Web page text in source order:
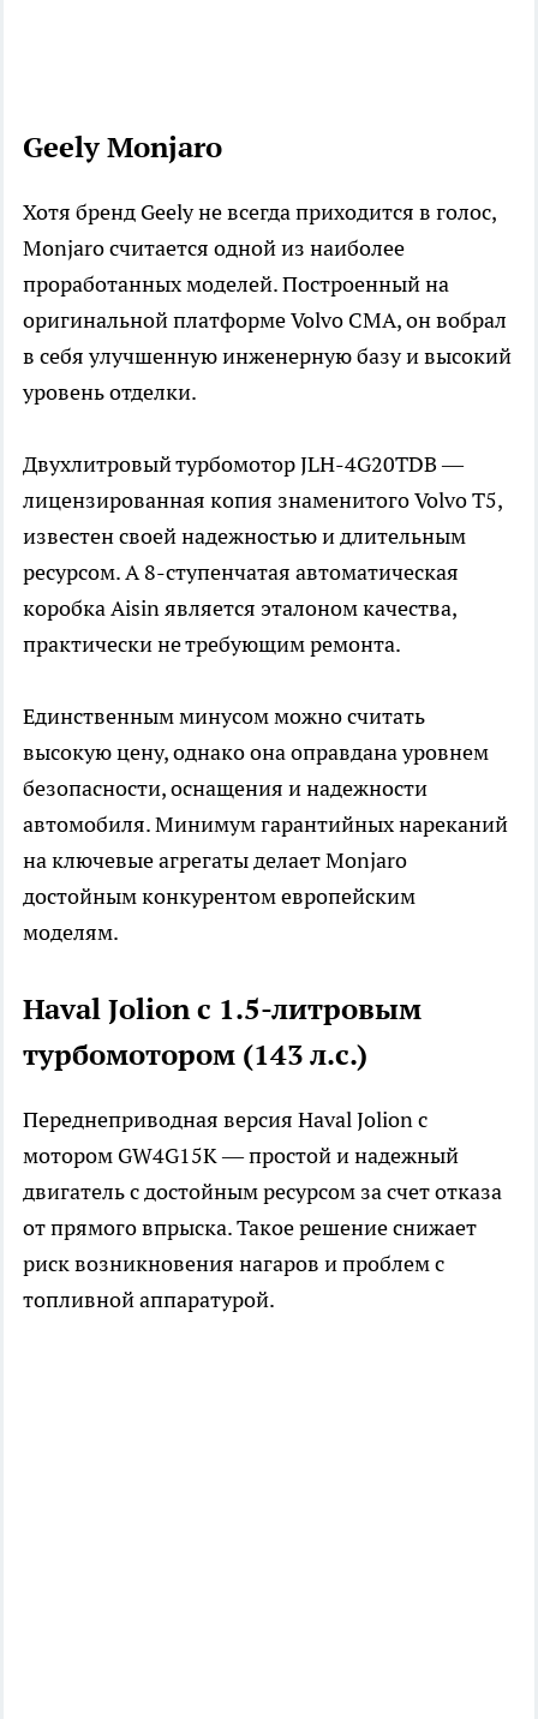
Geely Monjaro
Хотя бренд Geely не всегда приходится в голос,
Monjaro считается одной из наиболее
проработанных моделей. Построенный на
оригинальной платформе Volvo CMA, он вобрал
в себя улучшенную инженерную базу и высокий
уровень отделки.
Двухлитровый турбомотор JLH-4G20TDB —
лицензированная копия знаменитого Volvo T5,
известен своей надежностью и длительным
ресурсом. А 8-ступенчатая автоматическая
коробка Aisin является эталоном качества,
практически не требующим ремонта.
Единственным минусом можно считать
высокую цену, однако она оправдана уровнем
безопасности, оснащения и надежности
автомобиля. Минимум гарантийных нареканий
на ключевые агрегаты делает Monjaro
достойным конкурентом европейским
моделям.
Haval Jolion с 1.5-литровым
турбомотором (143 л.с.)
Переднеприводная версия Haval Jolion с
мотором GW4G15K — простой и надежный
двигатель с достойным ресурсом за счет отказа
от прямого впрыска. Такое решение снижает
риск возникновения нагаров и проблем с
топливной аппаратурой.